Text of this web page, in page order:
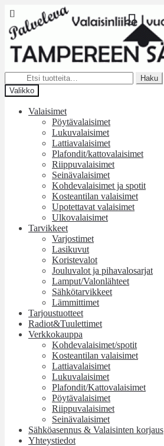
Siirry
navigointiin
Siirry
sisältöön
Haku
Valikko
Valaisimet
Pöytävalaisimet
Lukuvalaisimet
Lattiavalaisimet
Plafondit/kattovalaisimet
Riippuvalaisimet
Seinävalaisimet
Kohdevalaisimet ja spotit
Kosteantilan valaisimet
Upotettavat valaisimet
Ulkovalaisimet
Tarvikkeet
Varjostimet
Lasikuvut
Koristevalot
Jouluvalot ja pihavalosarjat
Lamput/Valonlähteet
Sähkötarvikkeet
Lämmittimet
Tarjoustuotteet
Radiot&Tuulettimet
Verkkokauppa
Kohdevalaisimet/spotit
Kosteantilan valaisimet
Lattiavalaisimet
Lukuvalaisimet
Plafondit/Kattovalaisimet
Pöytävalaisimet
Riippuvalaisimet
Seinävalaisimet
Sähköasennus & Valaisinten korjaus
Yhteystiedot